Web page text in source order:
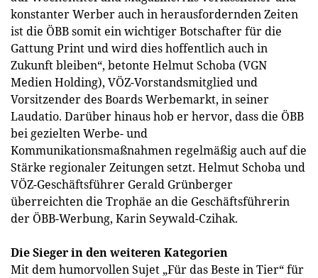
konstanter Werber auch in herausfordernden Zeiten
ist die ÖBB somit ein wichtiger Botschafter für die
Gattung Print und wird dies hoffentlich auch in
Zukunft bleiben“, betonte Helmut Schoba (VGN
Medien Holding), VÖZ-Vorstandsmitglied und
Vorsitzender des Boards Werbemarkt, in seiner
Laudatio. Darüber hinaus hob er hervor, dass die ÖBB
bei gezielten Werbe- und
Kommunikationsmaßnahmen regelmäßig auch auf die
Stärke regionaler Zeitungen setzt. Helmut Schoba und
VÖZ-Geschäftsführer Gerald Grünberger
überreichten die Trophäe an die Geschäftsführerin
der ÖBB-Werbung, Karin Seywald-Czihak.
Die Sieger in den weiteren Kategorien
Mit dem humorvollen Sujet „Für das Beste in Tier“ für